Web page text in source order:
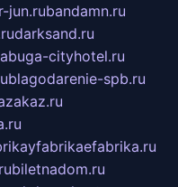
jun.rubandamn.ru
darksand.ru
cityhotel.ru
blagodarenie-spb.ru
biletnadom.ru